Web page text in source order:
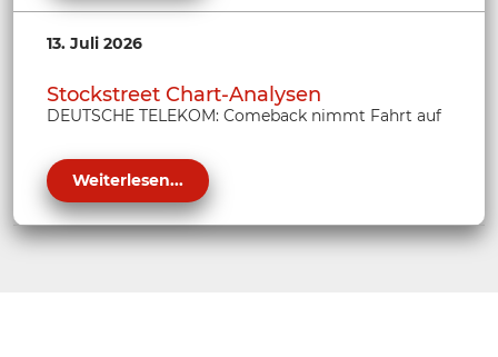
13. Juli 2026
Stockstreet Chart-Analysen
DEUTSCHE TELEKOM: Comeback nimmt Fahrt auf
Weiterlesen...